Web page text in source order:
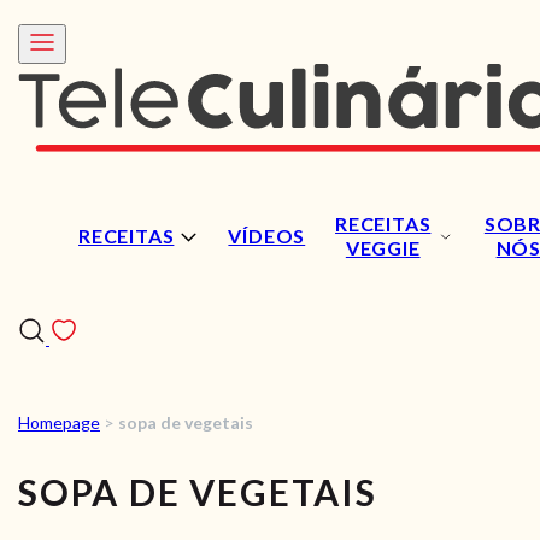
RECEITAS VÍDEOS
RECEITAS
VEGGIE
NÓS
RECEITAS
VÍDEOS
Homepage > sopa de vegetais
SOPA DE VEGETAIS